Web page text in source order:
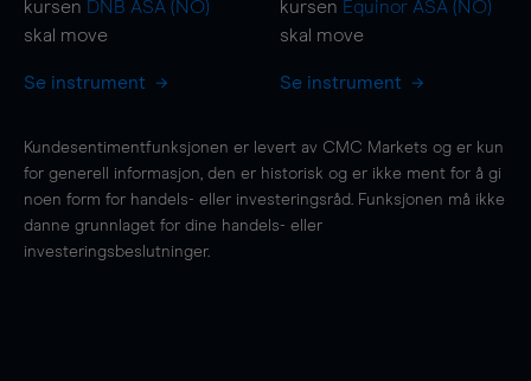
kursen DNB ASA (NO)
skal move
Se instrument
kursen Equinor ASA (NO)
skal move
Se instrument
Kundesentimentfunksjonen er levert av CMC Markets og er kun
for generell informasjon, den er historisk og er ikke ment for å gi
noen form for handels- eller investeringsråd. Funksjonen må ikke
danne grunnlaget for dine handels- eller
investeringsbeslutninger.